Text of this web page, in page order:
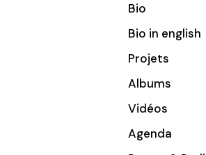
Bio
Bio in english
Projets
Albums
Vidéos
Agenda